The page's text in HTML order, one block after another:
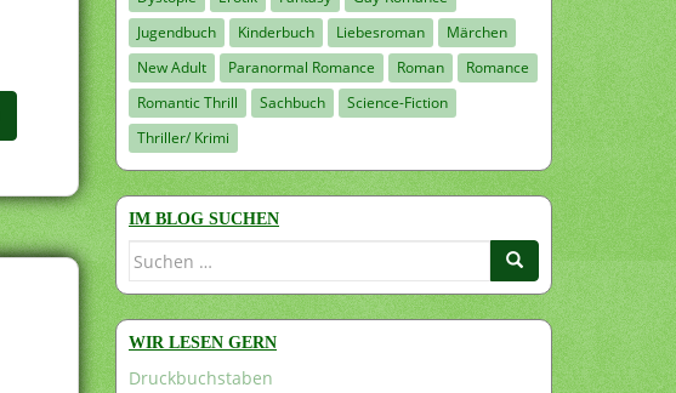
Jugendbuch
Kinderbuch Liebesroman
Märchen
New Adult
Paranormal Romance Roman
Romance
Romantic Thrill
Sachbuch
Science-Fiction
Thriller/ Krimi
IM BLOG SUCHEN
Suchen
WIR LESEN GERN
Druckbuchstaben